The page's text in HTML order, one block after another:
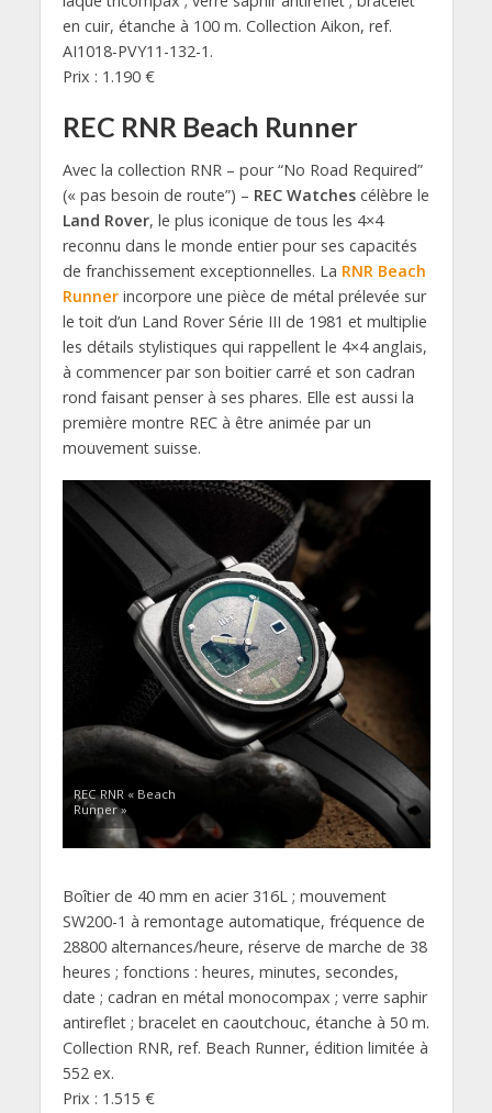
en cuir, étanche à 100 m. Collection Aikon, ref.
AI1018-PVY11-132-1.
Prix : 1.190 €
REC RNR Beach Runner
Avec la collection RNR – pour “No Road Required”
(« pas besoin de route”) – REC Watchescélèbre le
Land Rover, le plus iconique de tous les 4×4
reconnu dans le monde entier pour ses capacités
de franchissement exceptionnelles. La RNR Beach
Runnerincorpore une pièce de métal prélevée sur
le toit d’un Land Rover Série III de 1981 et multiplie
les détails stylistiques qui rappellent le 4×4 anglais,
à commencer par son boitier carré et son cadran
rond faisant penser à ses phares. Elle est aussi la
première montre REC à être animée par un
mouvement suisse.
REC RNR « Beach
Runner »
Boîtier de 40 mm en acier 316L ; mouvement
SW200-1 à remontage automatique, fréquence de
28800 alternances/heure, réserve de marche de 38
heures ; fonctions : heures, minutes, secondes,
date ; cadran en métal monocompax ; verre saphir
antireflet ; bracelet en caoutchouc, étanche à 50 m.
Collection RNR, ref. Beach Runner, édition limitée à
552 ex.
Prix : 1.515 €